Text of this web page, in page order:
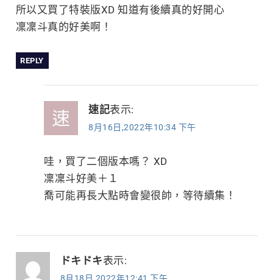
所以又買了特裝版XD 知道有後續真的好開心
凜凜斗真的好美啊！
REPLY
速記表示:
8月16日,2022年10:34 下午
哇，買了二個版本嗎？ XD
凜凜斗好美＋１
喬可能再長大點時會變很帥，等待續集！
ドキドキ表示:
8月18日,2022年12:41 下午